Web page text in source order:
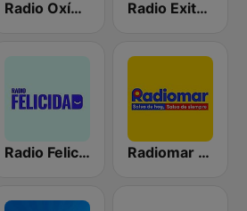
Radio Oxígeno Radio Exitosa
Radio Felicidad Radiomar 106.3 FM